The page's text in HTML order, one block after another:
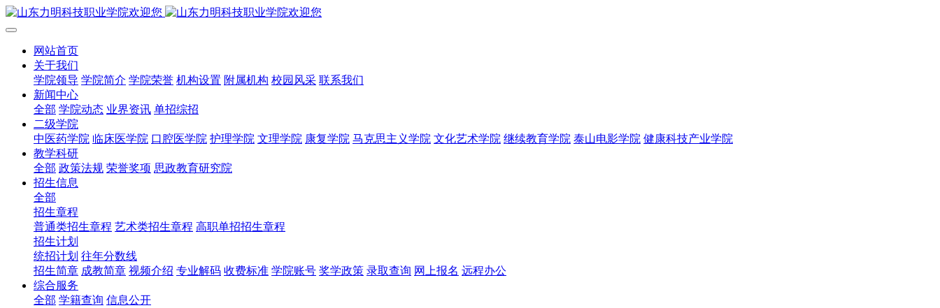
网站首页
关于我们
学院领导 学院简介 学院荣誉 机构设置 附属机构 校园风采 联系我们
新闻中心
全部 学院动态 业界资讯 单招综招
二级学院
中医药学院 临床医学院 口腔医学院 护理学院 文理学院 康复学院 马克思主义学院 文化艺术学院 继续教育学院 泰山电影学院 健康科技产业学院
教学科研
全部 政策法规 荣誉奖项 思政教育研究院
招生信息
全部
招生章程
普通类招生章程 艺术类招生章程 高职单招招生章程
招生计划
统招计划 往年分数线
招生简章 成教简章 视频介绍 专业解码 收费标准 学院账号 奖学政策 录取查询 网上报名 远程办公
综合服务
全部 学籍查询 信息公开